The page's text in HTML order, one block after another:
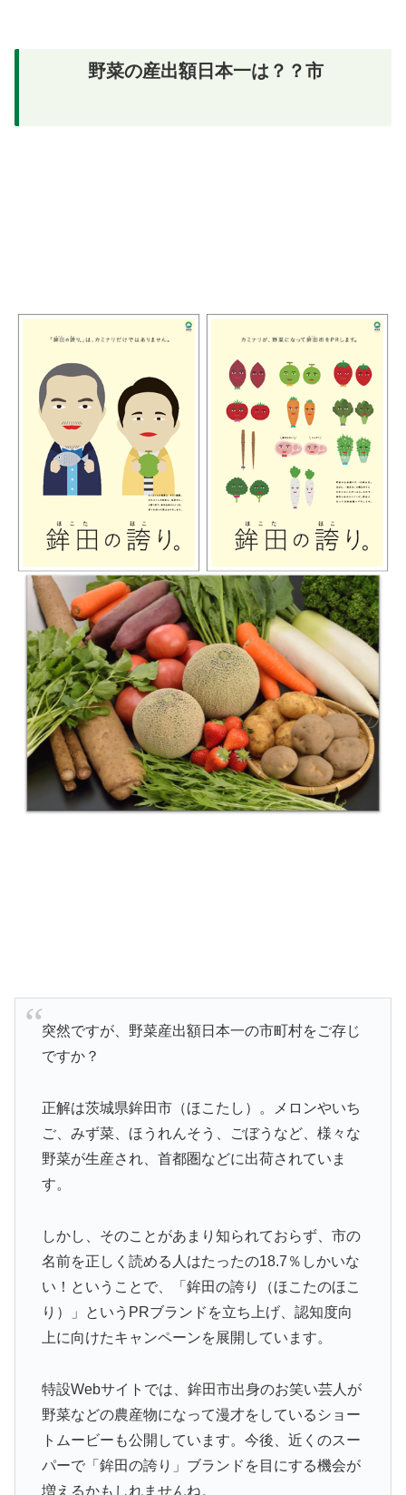
野菜の産出額日本一は？？市
突然ですが、野菜産出額日本一の市町村をご存じ
ですか？
正解は茨城県鉾田市（ほこたし）。メロンやいち
ご、みず菜、ほうれんそう、ごぼうなど、様々な
野菜が生産され、首都圏などに出荷されていま
す。
しかし、そのことがあまり知られておらず、市の
名前を正しく読める人はたったの18.7％しかいな
い！ということで、「鉾田の誇り（ほこたのほこ
り）」というPRブランドを立ち上げ、認知度向
上に向けたキャンペーンを展開しています。
特設Webサイトでは、鉾田市出身のお笑い芸人が
野菜などの農産物になって漫才をしているショー
トムービーも公開しています。今後、近くのスー
パーで「鉾田の誇り」ブランドを目にする機会が
増えるかもしれませんね。